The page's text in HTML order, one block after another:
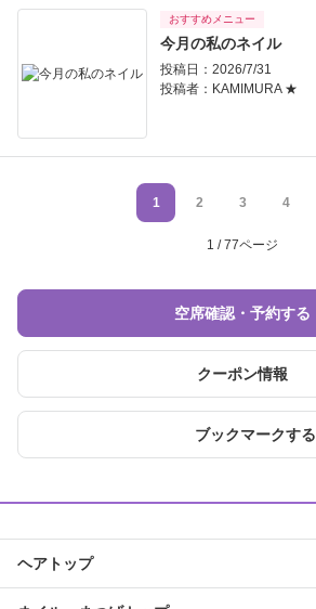
おすすめメニュー
今月の私のネイル
投稿日：2026/7/31
投稿者： KAMIMURA ★
1 2 3 4
1 / 77ページ
空席確認・予約する
クーポン情報
ブックマークする
ヘアトップ